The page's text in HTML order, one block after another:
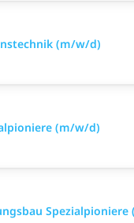
(m/w/d)
(m/w/d)